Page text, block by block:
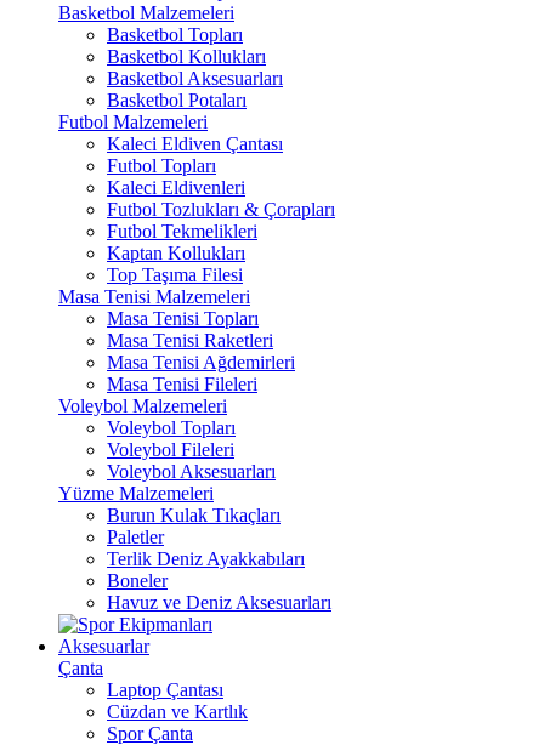
Basketbol Malzemeleri
Basketbol Topları
Basketbol Kollukları
Basketbol Aksesuarları
Basketbol Potaları
Futbol Malzemeleri
Kaleci Eldiven Çantası
Futbol Topları
Kaleci Eldivenleri
Futbol Tozlukları & Çorapları
Futbol Tekmelikleri
Kaptan Kollukları
Top Taşıma Filesi
Masa Tenisi Malzemeleri
Masa Tenisi Topları
Masa Tenisi Raketleri
Masa Tenisi Ağdemirleri
Masa Tenisi Fileleri
Voleybol Malzemeleri
Voleybol Topları
Voleybol Fileleri
Voleybol Aksesuarları
Yüzme Malzemeleri
Burun Kulak Tıkaçları
Paletler
Terlik Deniz Ayakkabıları
Boneler
Havuz ve Deniz Aksesuarları
Aksesuarlar
Çanta
Laptop Çantası
Cüzdan ve Kartlık
Spor Çanta